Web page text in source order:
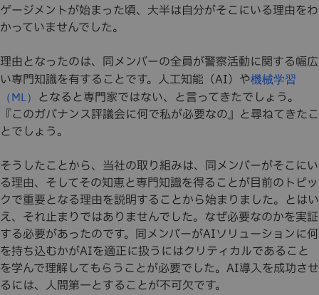
ゲージメントが始まった頃、大半は自分がそこにいる理由をわ
かっていませんでした。
理由となったのは、同メンバーの全員が警察活動に関する幅広
い専門知識を有することです。人工知能（AI）や機械学習
（ML） となると専門家ではない、と言ってきたでしょう。
『このガバナンス評議会に何で私が必要なの』と尋ねてきたこ
とでしょう。
そうしたことから、当社の取り組みは、同メンバーがそこにい
る理由、そしてその知恵と専門知識を得ることが目前のトピッ
クで重要となる理由を説明することから始まりました。とはい
え、それ止まりではありませんでした。なぜ必要なのかを実証
する必要があったのです。同メンバーがAIソリューションに何
を持ち込むかがAIを適正に扱うにはクリティカルであること
を学んで理解してもらうことが必要でした。AI導入を成功させ
るには、人間第一とすることが不可欠です。